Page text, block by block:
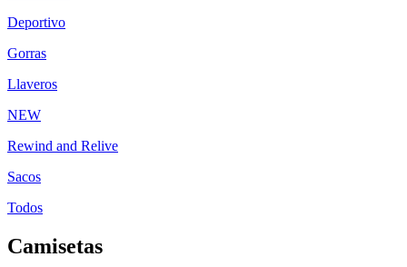
Deportivo
Gorras
Llaveros
NEW
Rewind and Relive
Sacos
Todos
Camisetas